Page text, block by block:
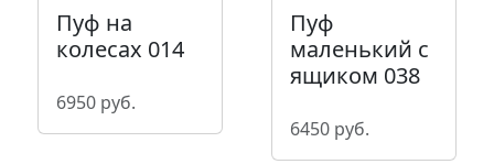
Пуф на
колесах 014
6950 руб.
Пуф
маленький с
ящиком 038
6450 руб.